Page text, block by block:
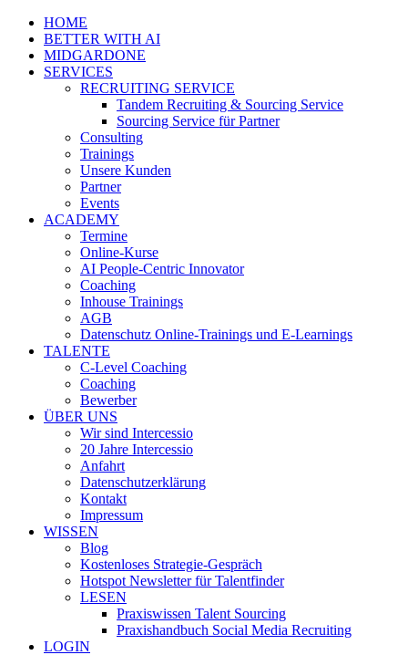
HOME
BETTER WITH AI
MIDGARDONE
SERVICES
RECRUITING SERVICE
Tandem Recruiting & Sourcing Service
Sourcing Service für Partner
Consulting
Trainings
Unsere Kunden
Partner
Events
ACADEMY
Termine
Online-Kurse
AI People-Centric Innovator
Coaching
Inhouse Trainings
AGB
Datenschutz Online-Trainings und E-Learnings
TALENTE
C-Level Coaching
Coaching
Bewerber
ÜBER UNS
Wir sind Intercessio
20 Jahre Intercessio
Anfahrt
Datenschutzerklärung
Kontakt
Impressum
WISSEN
Blog
Kostenloses Strategie-Gespräch
Hotspot Newsletter für Talentfinder
LESEN
Praxiswissen Talent Sourcing
Praxishandbuch Social Media Recruiting
LOGIN